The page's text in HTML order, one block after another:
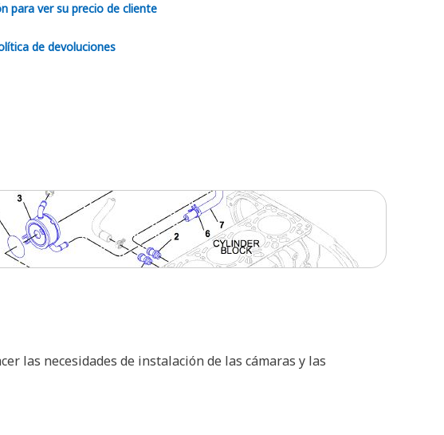
para ver su precio de cliente
de devoluciones
las necesidades de instalación de las cámaras y las